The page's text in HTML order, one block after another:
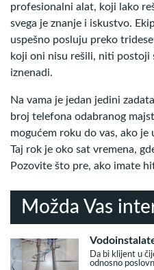
profesionalni alat, koji lako
svega je znanje i iskustvo.
uspešno posluju preko
koji oni nisu rešili, niti postoji
iznenadi.
Na vama je jedan jedini
broj telefona odabranog
mogućem roku do vas, ako
Taj rok je oko sat vremena,
Pozovite što pre, ako imate
Možda Vas
Da bi klijent u
odnosno